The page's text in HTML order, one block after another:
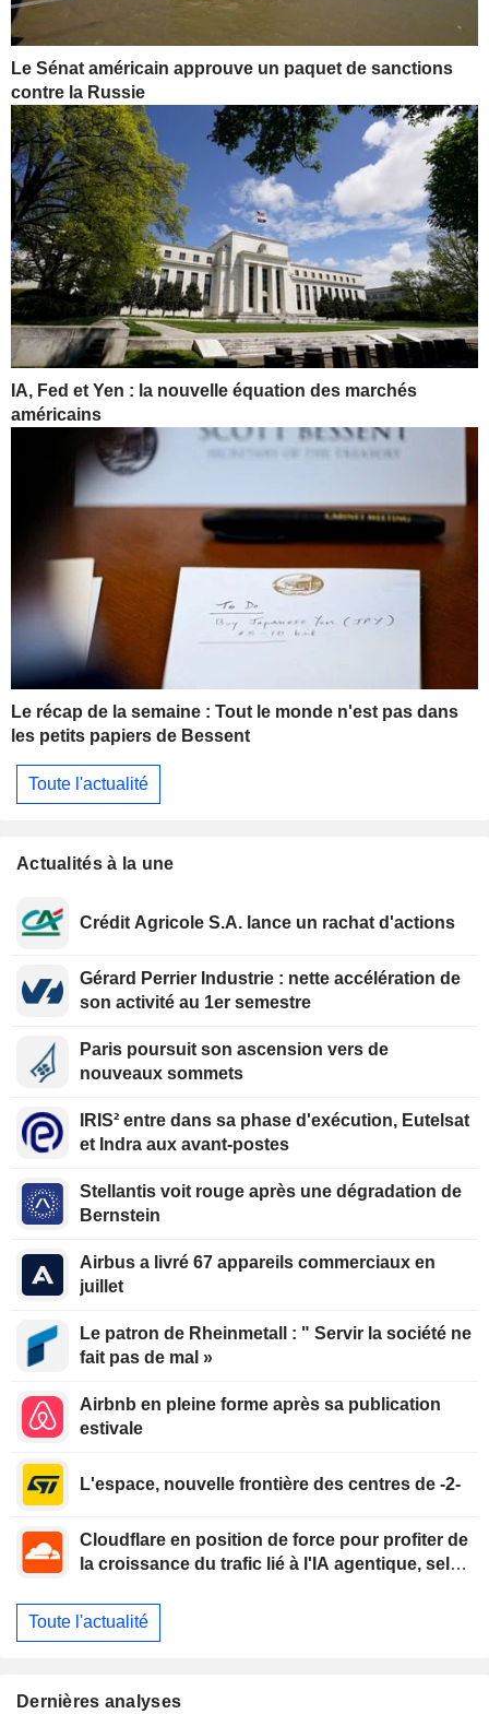
Le Sénat américain approuve un paquet de sanctions
contre la Russie
IA, Fed et Yen : la nouvelle équation des marchés
américains
Le récap de la semaine : Tout le monde n'est pas dans
les petits papiers de Bessent
Toute l'actualité
Actualités à la une
Crédit Agricole S.A. lance un rachat d'actions
Gérard Perrier Industrie : nette accélération de
son activité au 1er semestre
Paris poursuit son ascension vers de
nouveaux sommets
IRIS² entre dans sa phase d'exécution, Eutelsat
et Indra aux avant-postes
Stellantis voit rouge après une dégradation de
Bernstein
Airbus a livré 67 appareils commerciaux en
juillet
Le patron de Rheinmetall : " Servir la société ne
fait pas de mal »
Airbnb en pleine forme après sa publication
estivale
L'espace, nouvelle frontière des centres de -2-
Cloudflare en position de force pour profiter de
la croissance du trafic lié à l'IA agentique, selon
Toute l'actualité
Dernières analyses